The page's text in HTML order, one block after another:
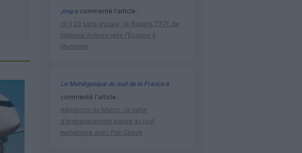
Jmpa commenté l'article :
19 h 23 sans escale : le Boeing 777F de
National Airlines relie l’Écosse à
l’Australie
Le Monégasque du sud de la Francea
commenté l'article :
Aéroports du Maroc : la carte
d’embarquement passe au tout
numérique avec Pax Check